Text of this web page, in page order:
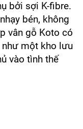
bởi sợi K-fibre.
bén, không
vân gỗ Koto có
một kho lưu
vào tình thế